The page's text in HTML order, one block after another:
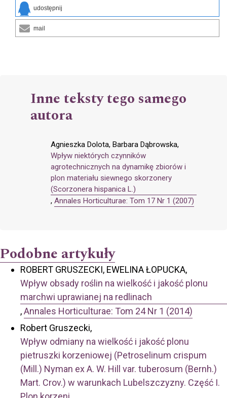
udostępnij
mail
Inne teksty tego samego
autora
Agnieszka Dolota, Barbara Dąbrowska,
Wpływ niektórych czynników
agrotechnicznych na dynamikę zbiorów i
plon materiału siewnego skorzonery
(Scorzonera hispanica L.)
, Annales Horticulturae: Tom 17 Nr 1 (2007)
Podobne artykuły
ROBERT GRUSZECKI, EWELINA ŁOPUCKA,
Wpływ obsady roślin na wielkość i jakość plonu
marchwi uprawianej na redlinach
,Annales Horticulturae: Tom 24 Nr 1 (2014)
Robert Gruszecki,
Wpływ odmiany na wielkość i jakość plonu
pietruszki korzeniowej (Petroselinum crispum
(Mill.) Nyman ex A. W. Hill var. tuberosum (Bernh.)
Mart. Crov.) w warunkach Lubelszczyzny. Część I.